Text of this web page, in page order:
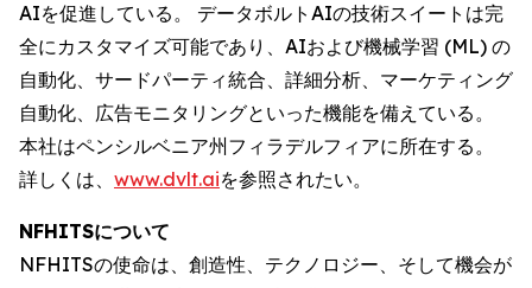
AIを促進している。 データボルトAIの技術スイートは完
全にカスタマイズ可能であり、AIおよび機械学習 (ML) の
自動化、サードパーティ統合、詳細分析、マーケティング
自動化、広告モニタリングといった機能を備えている。
本社はペンシルベニア州フィラデルフィアに所在する。
詳しくは、 www.dvlt.aiを参照されたい。
NFHITSについて
NFHITSの使命は、創造性、テクノロジー、そして機会が